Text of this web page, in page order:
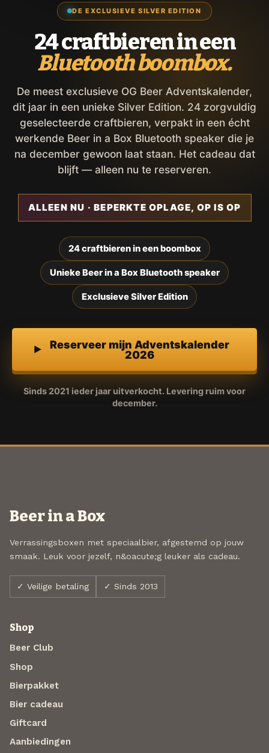
DE EXCLUSIEVE SILVER EDITION
24 craftbieren in een
Bluetooth boombox.
De meest exclusieve OG Beer Adventskalender,
dit jaar in een unieke Silver Edition. 24 zorgvuldig
geselecteerde craftbieren, verpakt in een écht
werkende Beer in a Box Bluetooth speaker die je
na december gewoon laat staan. Het cadeau dat
blijft — alleen nu te reserveren.
ALLEEN NU · BEPERKTE OPLAGE, OP IS OP
24 craftbieren in een boombox
Unieke Beer in a Box Bluetooth speaker
Exclusieve Silver Edition
Reserveer mijn Adventskalender
2026
Sinds 2021 ieder jaar uitverkocht. Levering ruim voor
december.
Beer in a Box
Verrassingsboxen met speciaalbier, afgestemd op jouw
smaak. Leuk voor jezelf, n&oacute;g leuker als cadeau.
✓ Veilige betaling ✓ Sinds 2013
Shop
Beer Club
Shop
Bierpakket
Bier cadeau
Giftcard
Aanbiedingen